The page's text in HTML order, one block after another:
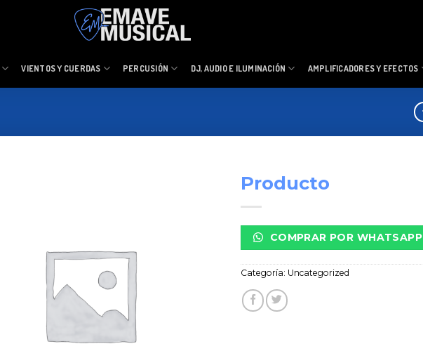
VIENTOS Y CUERDAS PERCUSIÓN DJ, AUDIO E ILUMINACIÓN AMPLIFICADORES Y EFECTOS
Producto
COMPRAR POR WHATSAPP
Categoría: Uncategorized